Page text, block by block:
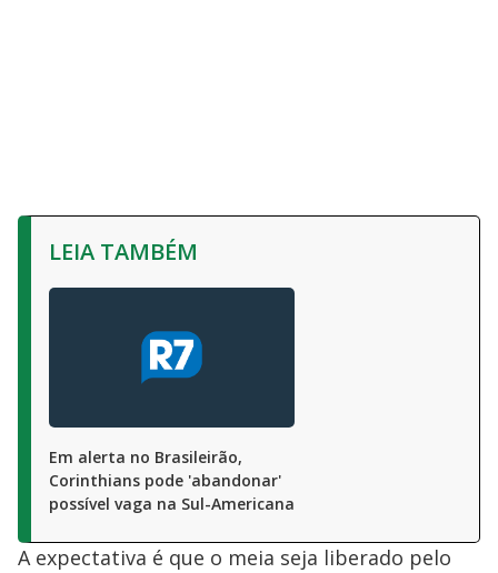
LEIA TAMBÉM
Em alerta no Brasileirão,
Corinthians pode 'abandonar'
possível vaga na Sul-Americana
A expectativa é que o meia seja liberado pelo